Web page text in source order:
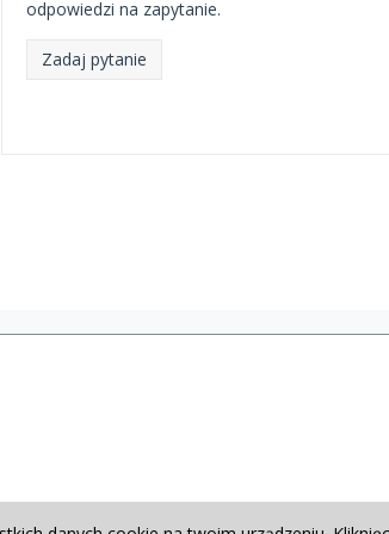
odpowiedzi na zapytanie.
Zadaj pytanie